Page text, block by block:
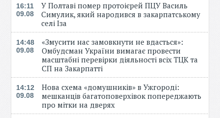
16:11
09.08
У Полтаві помер протоієрей ПЦУ Василь
Симулик, який народився в закарпатському
селі Іза
14:48
09.08
«Змусити нас замовкнути не вдасться»:
Омбудсман України вимагає провести
масштабні перевірки діяльності всіх ТЦК та
СП на Закарпатті
14:12
09.08
Нова схема «домушників» в Ужгороді:
мешканців багатоповерхівок попереджають
про мітки на дверях